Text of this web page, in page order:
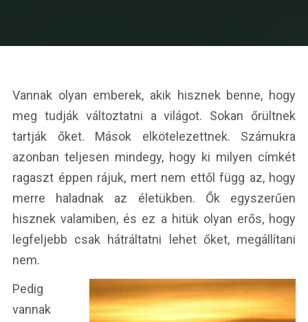
Vannak olyan emberek, akik hisznek benne, hogy
meg tudják változtatni a világot. Sokan őrültnek
tartják őket. Mások elkötelezettnek. Számukra
azonban teljesen mindegy, hogy ki milyen címkét
ragaszt éppen rájuk, mert nem ettől függ az, hogy
merre haladnak az életükben. Ők egyszerűen
hisznek valamiben, és ez a hitük olyan erős, hogy
legfeljebb csak hátráltatni lehet őket, megállítani
nem.
Pedig
vannak